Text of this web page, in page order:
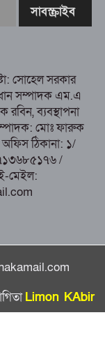
গরুকে বিষ খাইয়ে
মুখর এলাকাবাসী
নির্বাচন
সোহেল সরকার
সম্পাদক এম.এ
ব্যবস্থাপনা
মোঃ ফারুক
অফিস ঠিকানা: ১/
/
মেইল:
Limon KAbir